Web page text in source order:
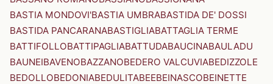
BASTIA MONDOVI'BASTIA UMBRABASTIDA DE' DOSSI
BASTIDA PANCARANABASTIGLIABATTAGLIA TERME
BATTIFOLLOBATTIPAGLIABATTUDABAUCINABAULADU
BAUNEIBAVENOBAZZANOBEDERO VALCUVIABEDIZZOLE
BEDOLLOBEDONIABEDULITABEEBEINASCOBEINETTE